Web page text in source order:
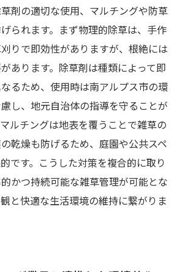
剤の適切な使用、マルチングや防草
られます。まず物理的除草は、手作
りで即効性がありますが、根絶には
あります。除草剤は種類によって即
るため、使用時は南アルプス市の環
し、地元自治体の指導を守ることが
ルチングは地表を覆うことで雑草の
乾燥も防げるため、庭園や公共スペ
です。こうした対策を複合的に取り
かつ持続可能な雑草管理が可能とな
と快適な生活環境の維持に繋がりま